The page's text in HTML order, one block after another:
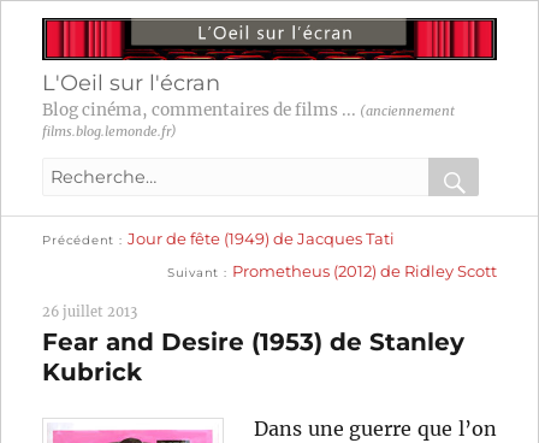
L'Oeil sur l'écran
Blog cinéma, commentaires de films ... (anciennement
films.blog.lemonde.fr)
Recherche
:
OK
Navigation
l’article
Précédent
précédente :
Jour de fête (1949) de Jacques Tati
Suivant
suivante :
Prometheus (2012) de Ridley Scott
26 juillet 2013
Fear and Desire (1953) de Stanley
Kubrick
Dans une guerre que l’on